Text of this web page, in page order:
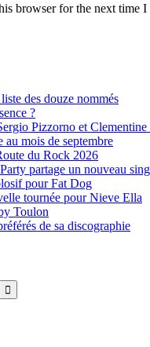
browser for the next time I
des douze nommés
?
Pizzorno et Clementine
au mois de septembre
du Rock 2026
partage un nouveau
pour Fat Dog
tournée pour Nieve Ella
Toulon
de sa discographie